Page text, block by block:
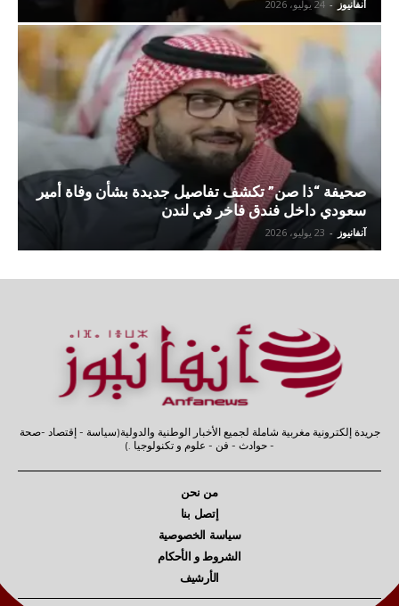
آنفانيوز - 24 يوليو، 2026
صحيفة “ذا صن” تكشف تفاصيل جديدة بشأن وفاة أمير
سعودي داخل فندق فاخر في لندن
آنفانيوز - 23 يوليو، 2026
جريدة إلكترونية مغربية شاملة لجميع الأخبار الوطنية والدولية(سياسة - إقتصاد -صحة
- حوادث - فن - علوم و تكنولوجيا .)
من نحن
إتصل بنا
سياسة الخصوصية
الشروط و الأحكام
الأرشيف